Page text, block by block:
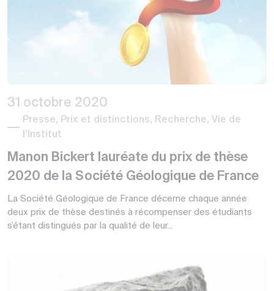
31 octobre 2020
Presse, Prix et distinctions, Recherche, Vie de
l’Institut
Manon Bickert lauréate du prix de thèse
2020 de la Société Géologique de France
La Société Géologique de France décerne chaque année
deux prix de thèse destinés à récompenser des étudiants
s’étant distingués par la qualité de leur...